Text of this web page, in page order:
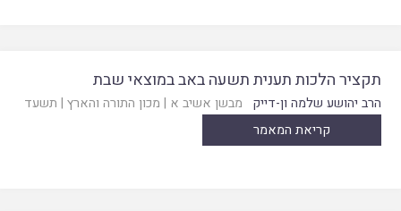
תקציר הלכות תענית תשעה באב במוצאי שבת
הרב יהושע שלמה ון-דייק מבשן אשיב א | מכון התורה והארץ | תשעד
קריאת המאמר